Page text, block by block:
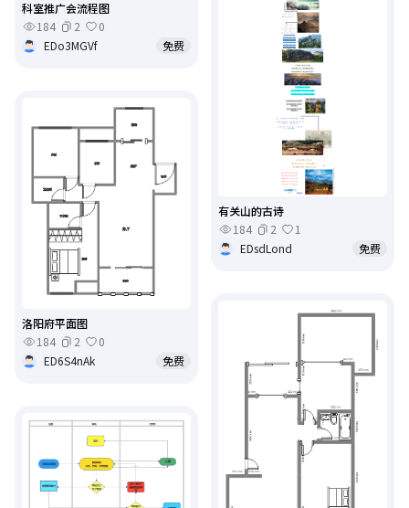
科室推广会流程图
184
2
0
EDo3MGVf
免费
有关山的古诗
184
2
1
EDsdLond
免费
洛阳府平面图
184
2
0
ED6S4nAk
免费